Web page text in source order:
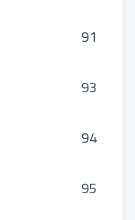
91
93
94
95